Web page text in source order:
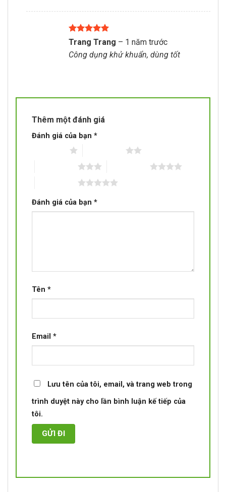
Được xếp
hạng5
sao
Trang Trang – 1 năm trước
Công dụng khử khuẩn, dùng tốt
Thêm một đánh giá
Đánh giá của bạn *
Đánh giá của bạn *
Tên *
Email *
Lưu tên của tôi, email, và trang web trong
trình duyệt này cho lần bình luận kế tiếp của
tôi.